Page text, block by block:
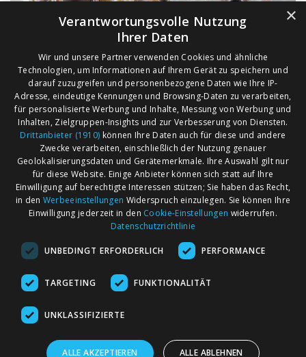
AGB
Impressum
Kontakt
Märkte nach Bundesländern
Märkte nach PLZ
Märkte nach Umkreis
Flohmarkt
×
Verantwortungsvolle Nutzung
Ihrer Daten
Wir und unsere Partner verwenden Cookies und ähnliche
Technologien, um Informationen auf Ihrem Gerät zu speichern und
darauf zuzugreifen und personenbezogene Daten wie Ihre IP-
Adresse, eindeutige Kennungen und Browsing-Daten zu verarbeiten,
für personalisierte Werbung und Inhalte, Messung von Werbung und
Inhalten, Zielgruppen-Insights und zur Verbesserung von Diensten.
Drittanbieter (1910) können Ihre Daten auch für diese und andere
Zwecke verarbeiten, einschließlich der Nutzung genauer
Geolokalisierungsdaten und Gerätemerkmale. Ihre Auswahl gilt nur
für diese Website. Einige Anbieter können sich statt auf Ihre
Einwilligung auf berechtigte Interessen stützen; Sie haben das Recht,
in den Werbeeinstellungen Widerspruch einzulegen. Sie können Ihre
Einwilligung jederzeit in den Cookie-Einstellungen widerrufen.
Datenschutzrichtlinie
UNBEDINGT ERFORDERLICH PERFORMANCE
TARGETING FUNKTIONALITÄT
UNKLASSIFIZIERTE
ALLE AKZEPTIEREN ALLE ABLEHNEN